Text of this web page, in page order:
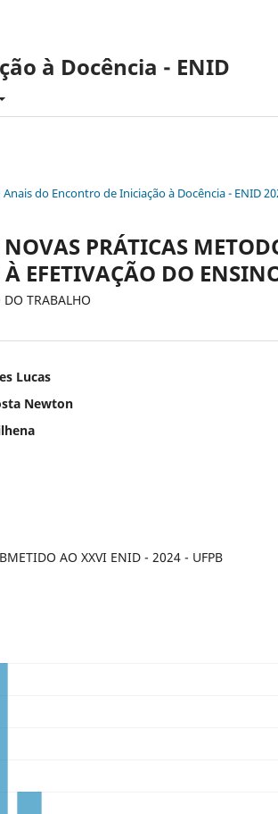
à Docência - ENID
Anais do Encontro de Iniciação à Docência - ENID
PRÁTICAS
EFETIVAÇÃO DO
TRABALHO
Lucas
Newton
AO XXVI ENID - 2024 - UFPB